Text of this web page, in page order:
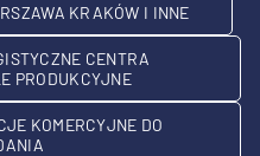
KRAKÓW I INNE
CENTRA
PRODUKCYJNE
KOMERCYJNE DO